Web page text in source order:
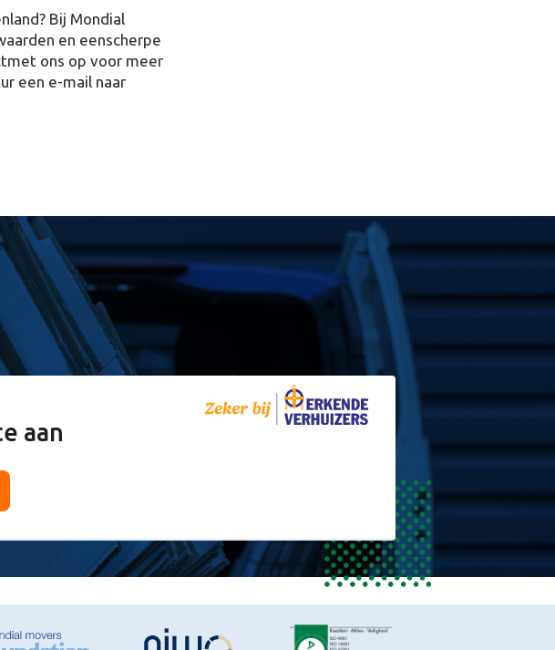
Bij Mondial
en eenscherpe
ons op voor meer
een e-mail naar
aan